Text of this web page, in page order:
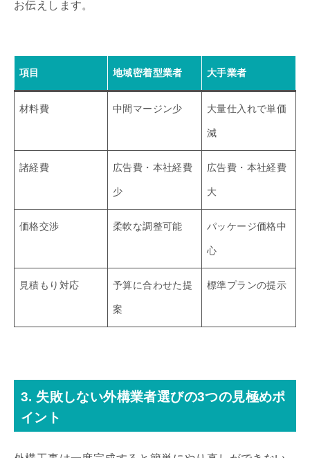
お伝えします。
項目 地域密着型業者 大手業者
材料費 中間マージン少 大量仕入れで単価
減
諸経費 広告費・本社経費
少
広告費・本社経費
大
価格交渉 柔軟な調整可能 パッケージ価格中
心
見積もり対応 予算に合わせた提
案
標準プランの提示
3. 失敗しない外構業者選びの3つの見極めポ
イント